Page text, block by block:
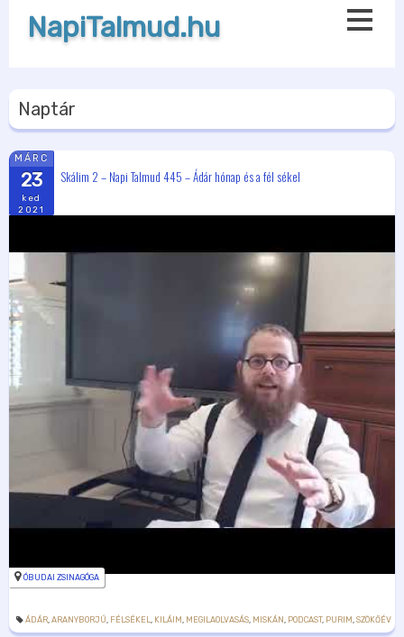
NapiTalmud.hu
Naptár
MÁRC
23
ked
2021
Skálim 2 – Napi Talmud 445 – Ádár hónap és a fél sékel
ÓBUDAI ZSINAGÓGA
ÁDÁR ARANYBORJÚ FÉLSÉKEL KILÁIM MEGILAOLVASÁS MISKÁN PODCAST, PURIM SZÖKŐÉV